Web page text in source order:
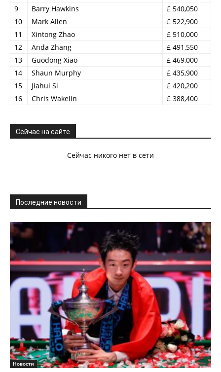
9
Barry Hawkins
£ 540,050
10
Mark Allen
£ 522,900
11
Xintong Zhao
£ 510,000
12
Anda Zhang
£ 491,550
13
Guodong Xiao
£ 469,000
14
Shaun Murphy
£ 435,900
15
Jiahui Si
£ 420,200
16
Chris Wakelin £ 388,400
Сейчас на сайте
Сейчас никого нет в сети
Последние новости
Новости